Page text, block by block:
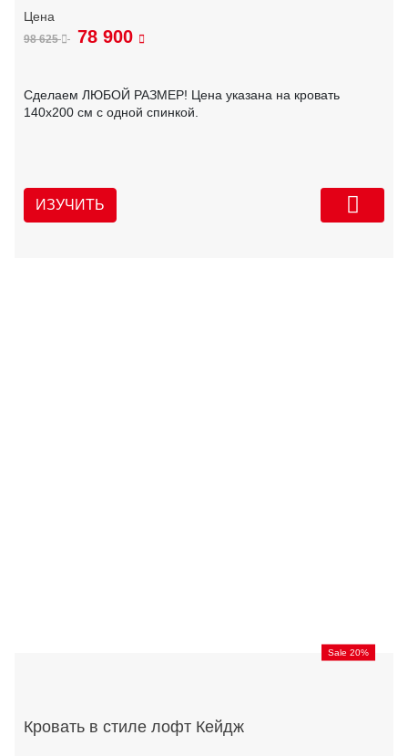
98 625 78 900
Сделаем ЛЮБОЙ РАЗМЕР! Цена указана на кровать
140х200 см с одной спинкой.
ИЗУЧИТЬ
Sale 20%
Кровать в стиле лофт Кейдж